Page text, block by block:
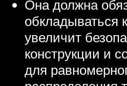
Она должна
обкладываться
увеличит
конструкции и
для